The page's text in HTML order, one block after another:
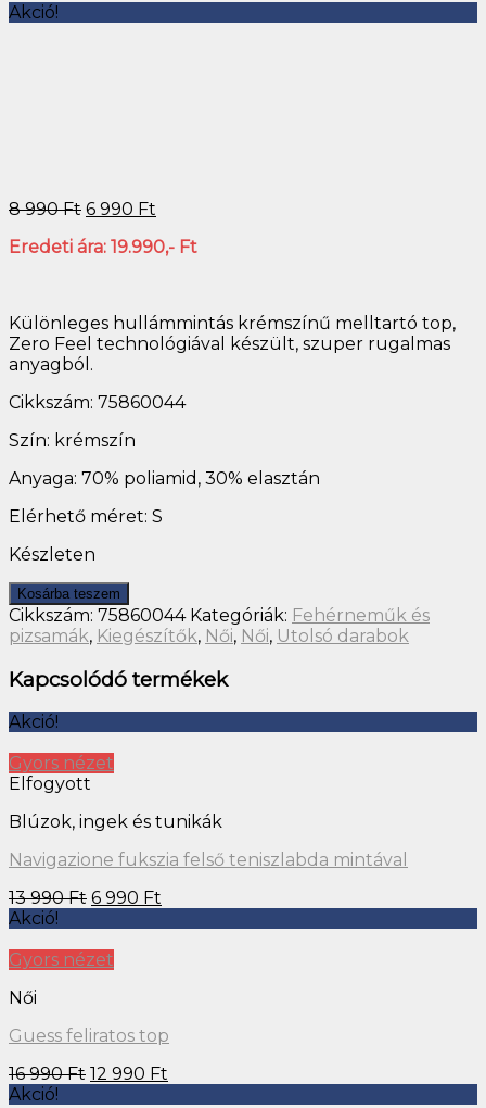
Akció!
8 990Ft 6 990 Ft
Eredeti ára: 19.990,- Ft
Különleges hullámmintás krémszínű melltartó top,
Zero Feel technológiával készült, szuper rugalmas
anyagból.
Cikkszám: 75860044
Szín: krémszín
Anyaga: 70% poliamid, 30% elasztán
Elérhető méret: S
Készleten
Kosárba teszem
Cikkszám: 75860044 Kategóriák: Fehérneműk és
pizsamák, Kiegészítők, Női, Női, Utolsó darabok
Kapcsolódó termékek
Akció!
Gyors nézet
Elfogyott
Blúzok, ingek és tunikák
Navigazione fukszia felső teniszlabda mintával
13 990Ft 6 990 Ft
Akció!
Gyors nézet
Női
Guess feliratos top
16 990Ft 12 990 Ft
Akció!